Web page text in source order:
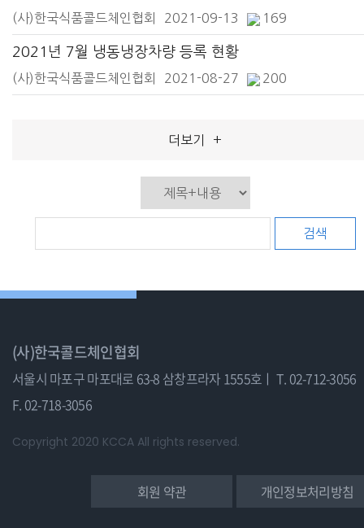
(사)한국식품콜드체인협회 2021-09-13 169
2021년 7월 냉동냉장차량 등록 현황
(사)한국식품콜드체인협회 2021-08-27 200
더보기 +
검색
(사)한국콜드체인협회
서울시 마포구 마포대로 63-8 삼창프라자 1555호ㅣ T. 02-712-3056
F. 02-718-3056
Copyright 2020 KCCA All rights reserved.
회원 약관 개인정보처리방침